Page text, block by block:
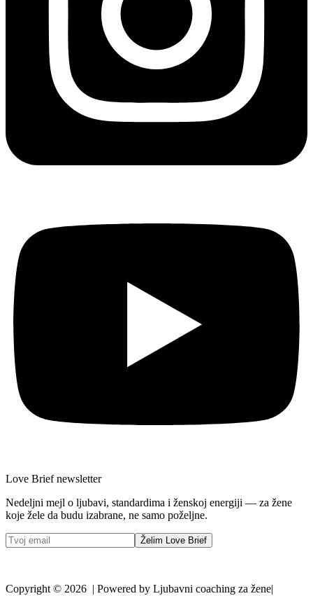
Love Brief newsletter
Nedeljni mejl o ljubavi, standardima i ženskoj energiji — za žene
koje žele da budu izabrane, ne samo poželjne.
Želim Love Brief
Copyright © 2026 | Powered by Ljubavni coaching za žene|